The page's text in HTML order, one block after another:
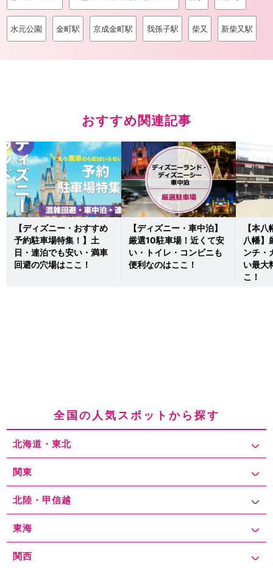
水元公園 金町駅 京成金町駅 我孫子駅 柴又 新柴又駅
おすすめ関連記事
【ディズニー・おすすめ
予約駐車場特集！】土
日・連泊でも安い・満車
回避の穴場はここ！
【ディズニー・車中泊】
厳選10駐車場！近くて安
い・トイレ・コンビニも
便利なのはここ！
【本
八幡】
ンチ・
い最大
こ！
全国の人気スポットから探す
北海道・東北
関東
北陸・甲信越
東海
関西